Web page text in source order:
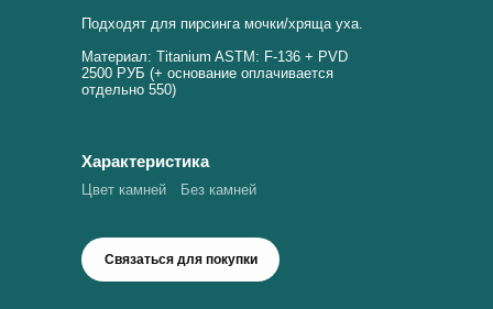
Связаться для покупки
Характеристика
Подходят для пирсинга мочки/хряща уха.
Материал: Titanium ASTM: F-136 + PVD
2500 РУБ (+ основание оплачивается
отдельно 550)
Без камней
Цвет камней